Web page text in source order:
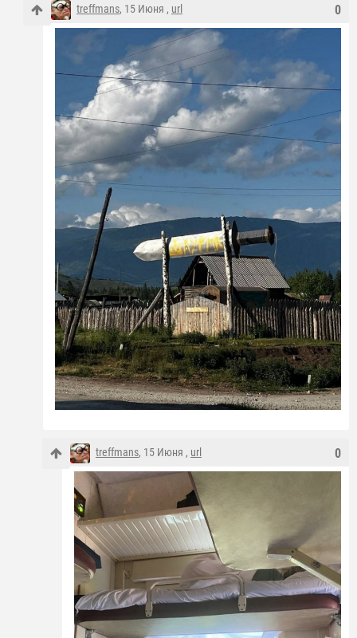
0
treffmans, 15 Июня , url
0
treffmans, 15 Июня , url